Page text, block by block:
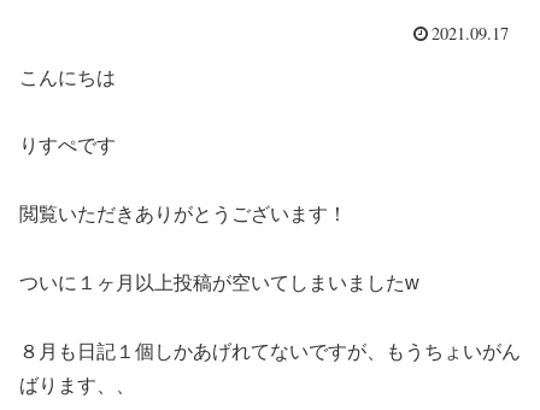
2021.09.17
こんにちは
りすぺです
閲覧いただきありがとうございます！
ついに１ヶ月以上投稿が空いてしまいましたw
８月も日記１個しかあげれてないですが、もうちょいがん
ばります、、